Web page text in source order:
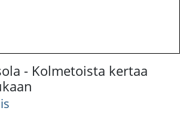
- Kolmetoista kertaa